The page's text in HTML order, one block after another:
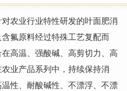
业行业特性研发的叶面肥消
氟原料经过特殊工艺复配而
高温、强酸碱、高剪切力、高
业产品系列中，持续保持消
性、耐酸碱性、不漂浮、不漂